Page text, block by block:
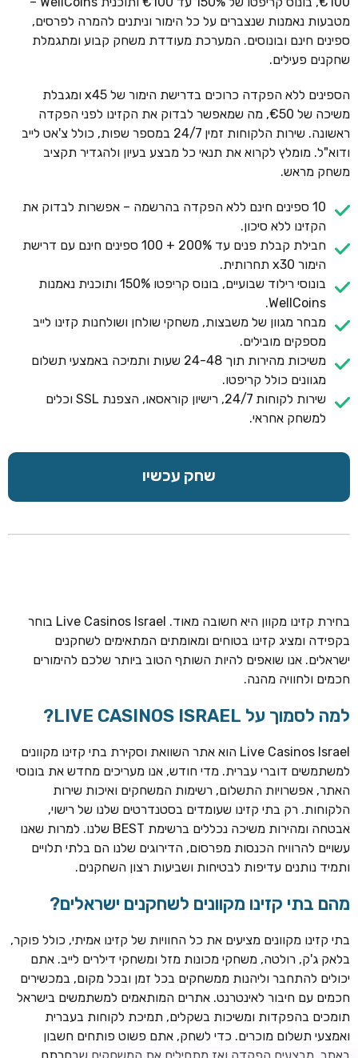
ROYSPINS
MEGAPARI
בונוס קבלת פנים: עד 125% בונוס עד €450 + 250 ספינים חינם
חבילת קבלת פנים: עד 280% בונוס עד €2,200 + 230 ספינים
מטבעות נאמנות שנצברים על כל הימור וניתנים להמרה לפרסים,
ספינים חינם ובונוסים. המערכת מעודדת משחק קבוע ומתגמלת
שחקנים פעילים.
הספינים ללא הפקדה כרוכים בדרישת הימור של x45 ומגבלת
משיכה של €50, מה שמאפשר לבדוק את הקזינו לפני הפקדה
ראשונה. שירות הלקוחות זמין 24/7 במספר שפות, כולל צ'אט לייב
ודוא"ל. מומלץ לקרוא את תנאי כל מבצע בעיון ולהגדיר תקציב
משחק מראש.
10 ספינים חינם ללא הפקדה בהרשמה – אפשרות לבדוק את
הקזינו ללא סיכון.
חבילת קבלת פנים עד 200% + 100 ספינים חינם עם דרישת
הימור x30 תחרותית.
בונוסי רילוד שבועיים, בונוס קריפטו 150% ותוכנית נאמנות
WellCoins.
מבחר מגוון של משבצות, משחקי שולחן ושולחנות קזינו לייב
מספקים מובילים.
משיכות מהירות תוך 24-48 שעות ותמיכה באמצעי תשלום
מגוונים כולל קריפטו.
שירות לקוחות 24/7, רישיון קוראסאו, הצפנת SSL וכלים
למשחק אחראי.
שחק עכשיו
בחירת קזינו מקוון היא חשובה מאוד. Live Casinos Israel בוחר
בקפידה ומציג קזינו בטוחים ומאומתים המתאימים לשחקנים
ישראלים. אנו שואפים להיות השותף הטוב ביותר שלכם להימורים
חכמים ולחוויה מהנה.
למה לסמוך על LIVE CASINOS ISRAEL?
Live Casinos Israel הוא אתר השוואת וסקירת בתי קזינו מקוונים
למשתמשים דוברי עברית. מדי חודש, אנו מעריכים מחדש את בונוסי
האתר, אפשרויות התשלום, רשימות המשחקים ואיכות שירות
הלקוחות. רק בתי קזינו שעומדים בסטנדרטים שלנו של רישוי,
אבטחה ומהירות משיכה נכללים ברשימת BEST שלנו. למרות שאנו
עשויים להרוויח הכנסות מפרסום, הדירוגים שלנו הם בלתי תלויים
ותמיד נותנים עדיפות לבטיחות ושביעות רצון השחקנים.
מהם בתי קזינו מקוונים לשחקנים ישראלים?
בתי קזינו מקוונים מציעים את כל החוויות של קזינו אמיתי, כולל פוקר,
בלאק ג'ק, רולטה, משחקי מכונות מזל ומשחקי דילרים לייב. אתם
יכולים להתחבר וליהנות ממשחקים בכל זמן ובכל מקום, במכשירים
חכמים עם חיבור לאינטרנט. אתרים המותאמים למשתמשים בישראל
תומכים בהפקדות ומשיכות בשקלים, תמיכת לקוחות בעברית
ואמצעי תשלום מוכרים. כדי לשחק, אתם פשוט פותחים חשבון